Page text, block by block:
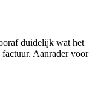
duidelijk wat het
factuur. Aanrader voor